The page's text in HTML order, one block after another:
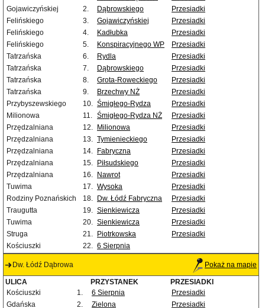
Gojawiczyńskiej
2. Dąbrowskiego
Przesiadki
Felińskiego
3. Gojawiczyńskiej
Przesiadki
Felińskiego
4. Kadłubka
Przesiadki
Felińskiego
5. Konspiracyjnego WP
Przesiadki
Tatrzańska
6. Rydla
Przesiadki
Tatrzańska
7. Dąbrowskiego
Przesiadki
Tatrzańska
8. Grota-Roweckiego
Przesiadki
Tatrzańska
9. Brzechwy NŻ
Przesiadki
Przybyszewskiego
10. Śmigłego-Rydza
Przesiadki
Milionowa
11. Śmigłego-Rydza NŻ
Przesiadki
Przędzalniana
12. Milionowa
Przesiadki
Przędzalniana
13. Tymienieckiego
Przesiadki
Przędzalniana
14. Fabryczna
Przesiadki
Przędzalniana
15. Piłsudskiego
Przesiadki
Przędzalniana
16. Nawrot
Przesiadki
Tuwima
17. Wysoka
Przesiadki
Rodziny Poznańskich
18. Dw. Łódź Fabryczna
Przesiadki
Traugutta
19. Sienkiewicza
Przesiadki
Tuwima
20. Sienkiewicza
Przesiadki
Struga
21. Piotrkowska
Przesiadki
Kościuszki
22. 6 Sierpnia
Dw. Łódź Dąbrowa Pokaż na mapie
ULICA PRZYSTANEK
PRZESIADKI
Kościuszki
1. 6 Sierpnia
Przesiadki
Gdańska
2. Zielona
Przesiadki